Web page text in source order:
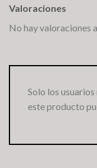
Valoraciones
No hay valoraciones
Solo los
este producto